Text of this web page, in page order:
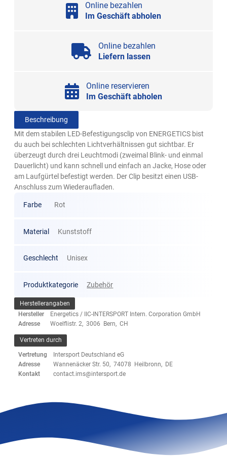
Online bezahlen
Im Geschäft abholen
Online bezahlen
Liefern lassen
Online reservieren
Im Geschäft abholen
Beschreibung
Mit dem stabilen LED-Befestigungsclip von ENERGETICS bist
du auch bei schlechten Lichtverhältnissen gut sichtbar. Er
überzeugt durch drei Leuchtmodi (zweimal Blink- und einmal
Dauerlicht) und kann schnell und einfach an Jacke, Hose oder
am Laufgürtel befestigt werden. Der Clip besitzt einen USB-
Anschluss zum Wiederaufladen.
Farbe Rot
Material Kunststoff
Geschlecht Unisex
Produktkategorie Zubehör
Herstellerangaben
Hersteller
Energetics / IIC-INTERSPORT Intern. Corporation GmbH
Adresse
Woelflistr. 2, 3006 Bern, CH
Vertreten durch
Vertretung
Intersport Deutschland eG
Adresse
Wannenäcker Str. 50, 74078 Heilbronn, DE
Kontakt
contact.ims@intersport.de